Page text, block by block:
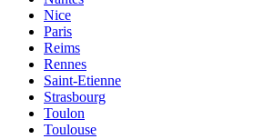
Nice
Paris
Reims
Rennes
Saint-Etienne
Strasbourg
Toulon
Toulouse